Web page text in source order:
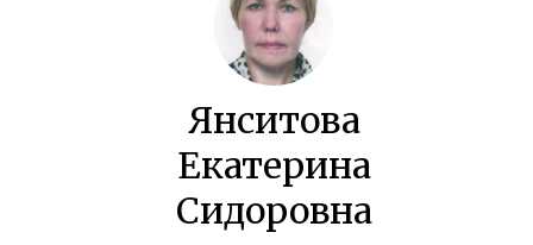
Янситова
Екатерина
Сидоровна